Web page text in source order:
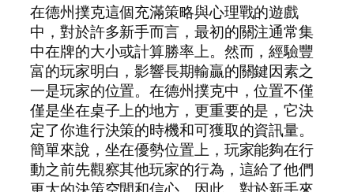
在德州撲克這個充滿策略與心理戰的遊戲
中，對於許多新手而言，最初的關注通常集
中在牌的大小或計算勝率上。然而，經驗豐
富的玩家明白，影響長期輸贏的關鍵因素之
一是玩家的位置。在德州撲克中，位置不僅
僅是坐在桌子上的地方，更重要的是，它決
定了你進行決策的時機和可獲取的資訊量。
簡單來說，坐在優勢位置上，玩家能夠在行
動之前先觀察其他玩家的行為，這給了他們